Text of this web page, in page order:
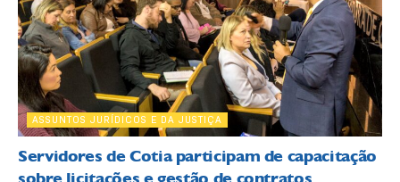
ASSUNTOS JURÍDICOS E DA JUSTIÇA
Servidores de Cotia participam de capacitação
sobre licitações e gestão de contratos